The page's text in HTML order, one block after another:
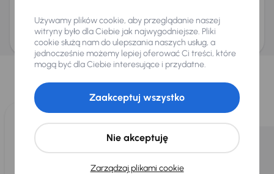
ani zagwarantowaną dostępnością pojazdu. AURES Holdings a.s., z siedzibą
Dopraváků 874/15, Čimice, 184 00 Praga 8, będzie przechowywać i przetwarzać
Twoje dane osobowe zgodnie z zasadami ochrony i przetwarzaniadanych
osobowych
Wybraliśmy dla Ciebie
Wybieramy dla Ciebienajlepsze pojazdyz naszej oferty. Kupimy
dla Ciebiedo 400 pojazdówkażdego dnia.
Używamy plików cookie, aby przeglądanie naszej
witryny było dla Ciebie jak najwygodniejsze. Pliki
cookie służą nam do ulepszania naszych usług, a
jednocześnie możemy lepiej oferować Ci treści, które
mogą być dla Ciebie interesujące i przydatne.
Zarządzaj plikami cookie
Nie akceptuję
Zaakceptuj wszystko